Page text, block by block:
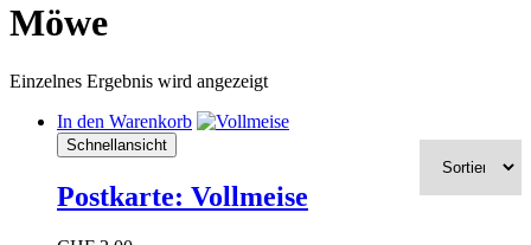
Möwe
Einzelnes Ergebnis wird angezeigt
In den Warenkorb
Schnellansicht
Postkarte: Vollmeise